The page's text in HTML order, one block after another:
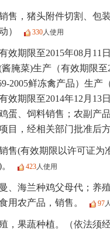
售，猪头附件切割、包
）
330 人使用
效期限至2015年08月11
腌菜)生产（有效期限
2005鲜冻禽产品）生
效期限至2014年12月13
蛋、饲料销售；农副产
目，经相关部门批准后
售(有效期限以许可证
423 人使用
、海兰种鸡父母代；养
用农产品，销售。
97
，果蔬种植。（依法须